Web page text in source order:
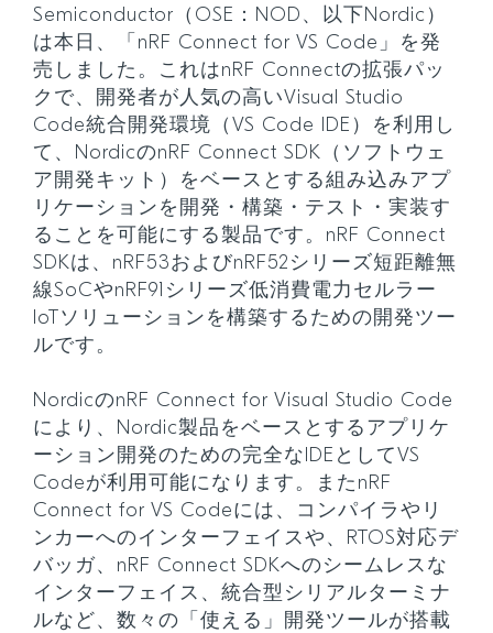
Semiconductor（OSE：NOD、以下Nordic）
は本日、「nRF Connect for VS Code」を発
売しました。これはnRF Connectの拡張パッ
クで、開発者が人気の高いVisual Studio
Code統合開発環境（VS Code IDE）を利用し
て、NordicのnRF Connect SDK（ソフトウェ
ア開発キット）をベースとする組み込みアプ
リケーションを開発・構築・テスト・実装す
ることを可能にする製品です。nRF Connect
SDKは、nRF53およびnRF52シリーズ短距離無
線SoCやnRF91シリーズ低消費電力セルラー
IoTソリューションを構築するための開発ツー
ルです。
NordicのnRF Connect for Visual Studio Code
により、Nordic製品をベースとするアプリケ
ーション開発のための完全なIDEとしてVS
Codeが利用可能になります。またnRF
Connect for VS Codeには、コンパイラやリ
ンカーへのインターフェイスや、RTOS対応デ
バッガ、nRF Connect SDKへのシームレスな
インターフェイス、統合型シリアルターミナ
ルなど、数々の「使える」開発ツールが搭載